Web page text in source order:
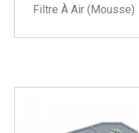
Filtre À Air (mousse)